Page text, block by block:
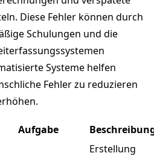
Diese Fehler können durch
Schulungen und die
Systeme helfen
Fehler zu reduzieren
Aufgabe
Erstellung